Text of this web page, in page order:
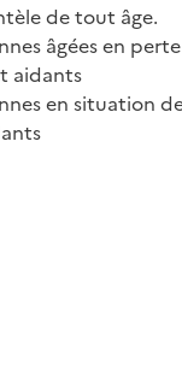
de tout âge.
âgées en
aidants
en situation